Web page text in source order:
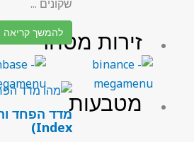
זירות מסחר
מטבעות
שקונים ...
להמשך קריאה
Index)